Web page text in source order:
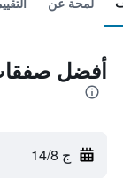
أفضل
ج 14/8